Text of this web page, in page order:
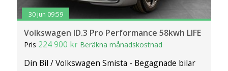
30 jun 09:59
Volkswagen ID.3 Pro Performance 58kwh LIFE
Pris 224 900 kr Beräkna månadskostnad
Din Bil / Volkswagen Smista - Begagnade bilar